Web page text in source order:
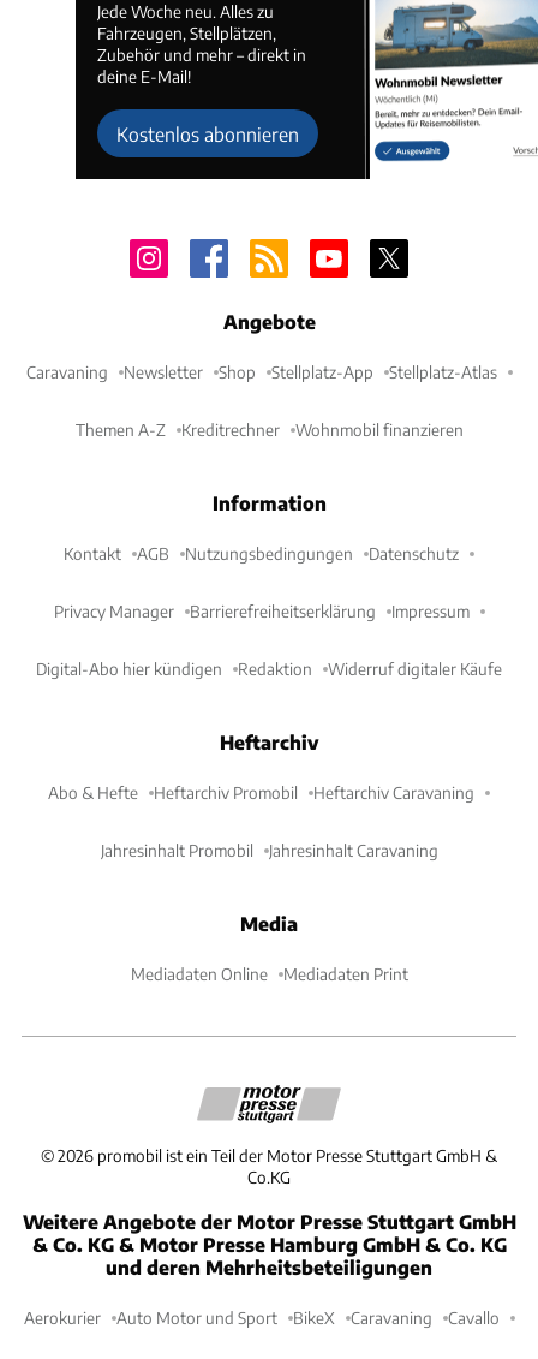
Jede Woche neu. Alles zu
Fahrzeugen, Stellplätzen,
Zubehör und mehr – direkt in
deine E-Mail!
Kostenlos abonnieren
Angebote
Caravaning Newsletter Shop Stellplatz-App Stellplatz-Atlas
Themen A-Z Kreditrechner Wohnmobil finanzieren
Information
Kontakt AGB Nutzungsbedingungen Datenschutz
Privacy Manager Barrierefreiheitserklärung Impressum
Digital-Abo hier kündigen Redaktion Widerruf digitaler Käufe
Heftarchiv
Abo & Hefte Heftarchiv Promobil Heftarchiv Caravaning
Jahresinhalt Promobil Jahresinhalt Caravaning
Media
Mediadaten Online Mediadaten Print
©2026 promobil ist ein Teil der Motor Presse Stuttgart GmbH &
Co.KG
Weitere Angebote der Motor Presse Stuttgart GmbH
& Co. KG & Motor Presse Hamburg GmbH & Co. KG
und deren Mehrheitsbeteiligungen
Aerokurier Auto Motor und Sport BikeX Caravaning Cavallo